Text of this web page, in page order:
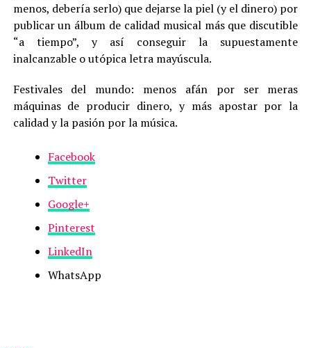
menos, debería serlo) que dejarse la piel (y el dinero) por
publicar un álbum de calidad musical más que discutible
“a tiempo”, y así conseguir la supuestamente
inalcanzable o utópica letra mayúscula.
Festivales del mundo: menos afán por ser meras
máquinas de producir dinero, y más apostar por la
calidad y la pasión por la música.
Facebook
Twitter
Google+
Pinterest
LinkedIn
WhatsApp